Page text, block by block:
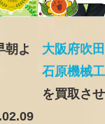
朝よ
大阪府吹
石原機械
を買取さ